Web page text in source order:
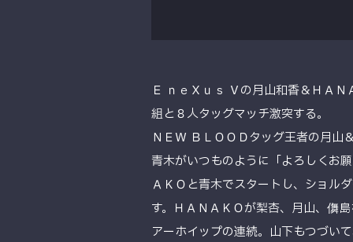
Ｅ ｎｅＸｕｓ Ｖの月山和香＆ＨＡ
組と８人タッグマッチ激突する。
ＮＥＷ ＢＬＯＯＤタッグ王者の月山
青木がいつものように「よろしくお
ＡＫＯと青木でスタートし、ショル
す。ＨＡＮＡＫＯが梨杏、月山、儛
アーホイップの連続。山下もつづい